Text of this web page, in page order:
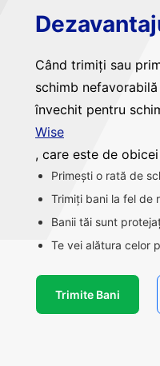
Când trimiți sau
schimb
învechit pentru
Wise
, care este de
Primești o rată de
Trimiți bani la fel de
Banii tăi sunt
Te vei alătura celor
Trimite Bani